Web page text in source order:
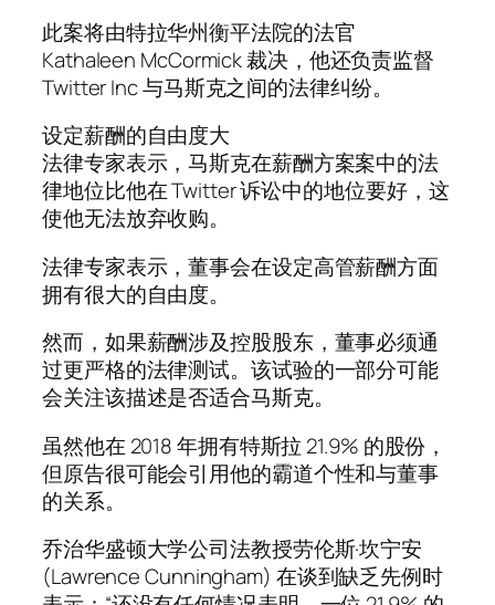
此案将由特拉华州衡平法院的法官
Kathaleen McCormick 裁决，他还负责监督
Twitter Inc 与马斯克之间的法律纠纷。
设定薪酬的自由度大
法律专家表示，马斯克在薪酬方案案中的法
律地位比他在 Twitter 诉讼中的地位要好，这
使他无法放弃收购。
法律专家表示，董事会在设定高管薪酬方面
拥有很大的自由度。
然而，如果薪酬涉及控股股东，董事必须通
过更严格的法律测试。该试验的一部分可能
会关注该描述是否适合马斯克。
虽然他在 2018 年拥有特斯拉 21.9% 的股份，
但原告很可能会引用他的霸道个性和与董事
的关系。
乔治华盛顿大学公司法教授劳伦斯·坎宁安
(Lawrence Cunningham) 在谈到缺乏先例时